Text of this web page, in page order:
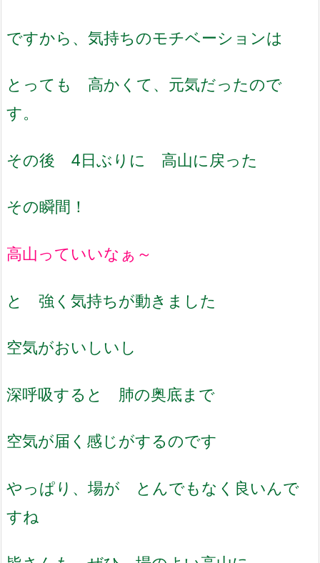
ですから、気持ちのモチベーションは
とっても 高かくて、元気だったので
す。
その後 4日ぶりに 高山に戻った
その瞬間！
高山っていいなぁ～
と 強く気持ちが動きました
空気がおいしいし
深呼吸すると 肺の奥底まで
空気が届く感じがするのです
やっぱり、場が とんでもなく良いんで
すね